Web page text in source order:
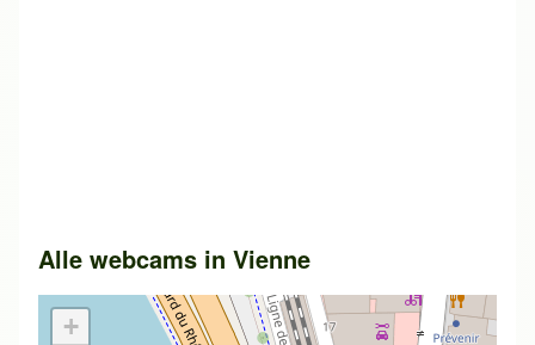
Alle webcams in Vienne
+